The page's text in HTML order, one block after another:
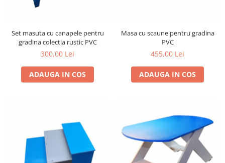
Set masuta cu canapele pentru
gradina colectia rustic PVC
300,00 Lei
ADAUGA IN COS
Masa cu scaune pentru gradina
PVC
455,00 Lei
ADAUGA IN COS